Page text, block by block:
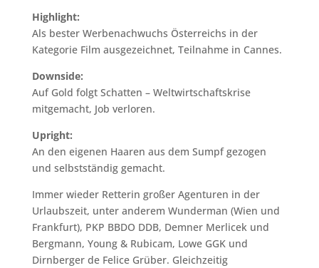
Highlight:
Als bester Werbenachwuchs Österreichs in der
Kategorie Film ausgezeichnet, Teilnahme in Cannes.
Downside:
Auf Gold folgt Schatten – Weltwirtschaftskrise
mitgemacht, Job verloren.
Upright:
An den eigenen Haaren aus dem Sumpf gezogen
und selbstständig gemacht.
Immer wieder Retterin großer Agenturen in der
Urlaubszeit, unter anderem Wunderman (Wien und
Frankfurt), PKP BBDO DDB, Demner Merlicek und
Bergmann, Young & Rubicam, Lowe GGK und
Dirnberger de Felice Grüber. Gleichzeitig